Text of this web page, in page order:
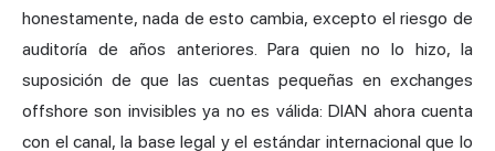
honestamente, nada de esto cambia, excepto el riesgo de
auditoría de años anteriores. Para quien no lo hizo, la
suposición de que las cuentas pequeñas en exchanges
offshore son invisibles ya no es válida: DIAN ahora cuenta
con el canal, la base legal y el estándar internacional que lo